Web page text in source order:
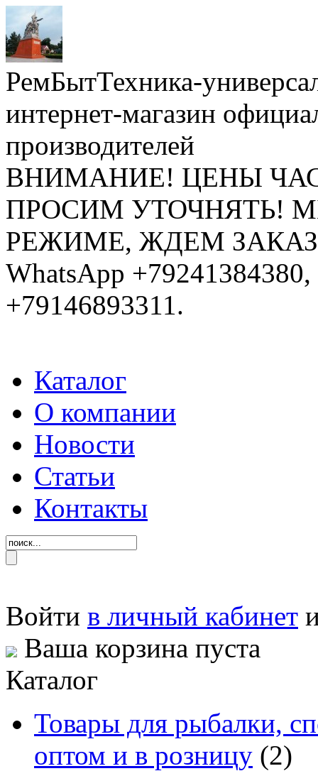
РемБытТехника-
интернет-магазин
производителей
ВНИМАНИЕ! ЦЕНЫ
ПРОСИМ УТОЧНЯТЬ!
РЕЖИМЕ, ЖДЕМ ЗАКАЗЫ:
WhatsApp
+79146893311.
Каталог
О компании
Новости
Статьи
Контакты
Войти в личный кабинет
Ваша корзина пуста
Каталог
Товары для рыбалки,
оптом и в розницу (2)